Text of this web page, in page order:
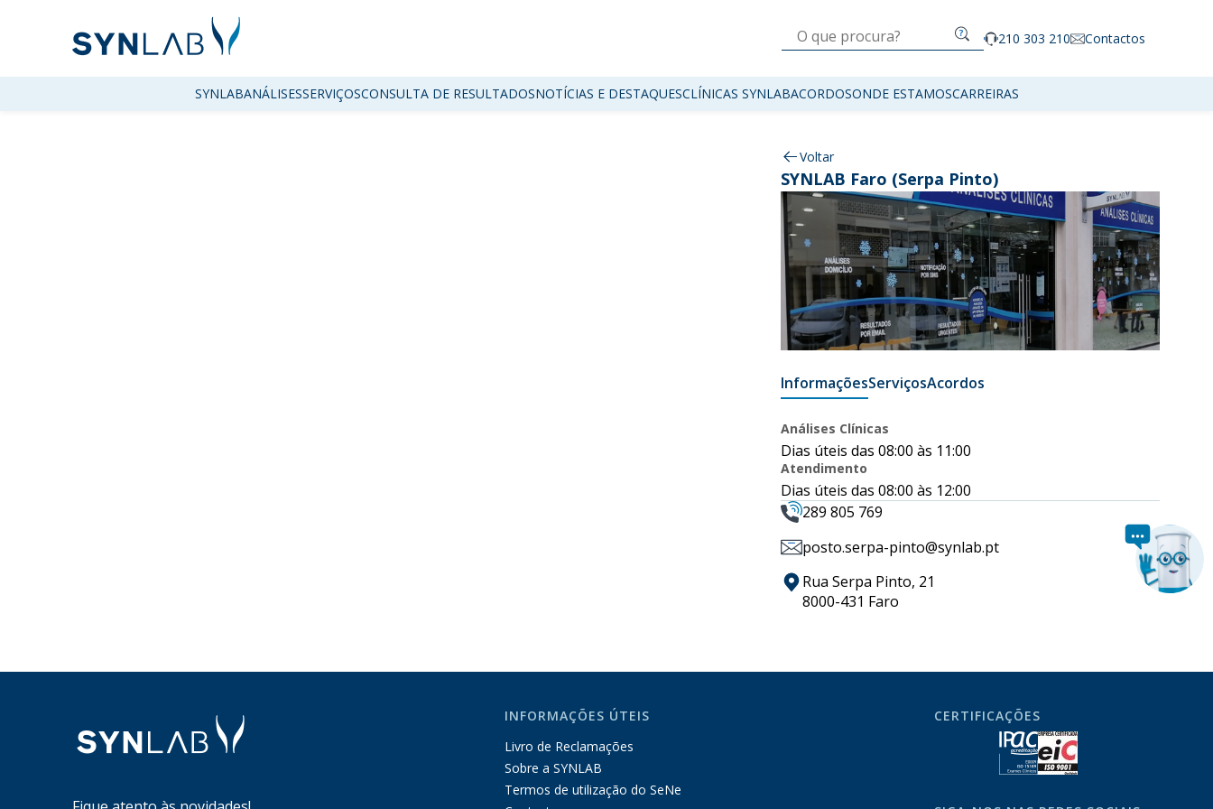
210 303 210 Contactos
SYNLABANÁLISESSERVIÇOSCONSULTA DE RESULTADOSNOTÍCIAS E DESTAQUESCLÍNICAS SYNLABACORDOSONDE ESTAMOSCARREIRAS
Voltar
SYNLAB Faro (Serpa Pinto)
InformaçõesServiçosAcordos
Análises Clínicas
Dias úteis das 08:00 às 11:00
Atendimento
Dias úteis das 08:00 às 12:00
289 805 769
posto.serpa-pinto@synlab.pt
Rua Serpa Pinto, 21
8000-431 Faro
INFORMAÇÕES ÚTEIS
Livro de Reclamações
Sobre a SYNLAB
Termos de utilização do SeNe
CERTIFICAÇÕES